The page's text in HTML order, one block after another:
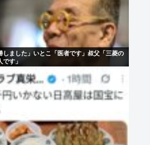
しました」いとこ「医者です」叔父「三菱の
す」